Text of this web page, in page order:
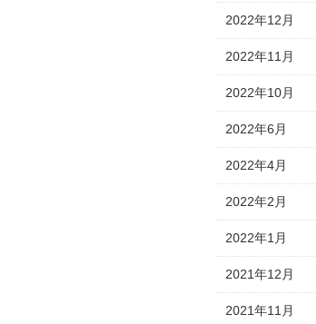
2022年12月
2022年11月
2022年10月
2022年6月
2022年4月
2022年2月
2022年1月
2021年12月
2021年11月